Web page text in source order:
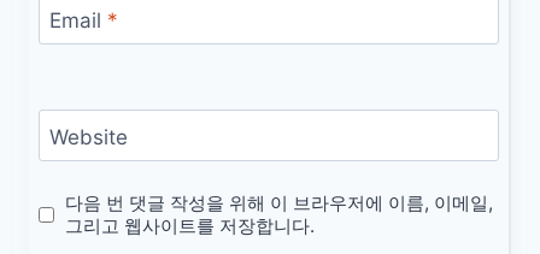
Email *
Website
다음 번 댓글 작성을 위해 이 브라우저에 이름, 이메일,
그리고 웹사이트를 저장합니다.